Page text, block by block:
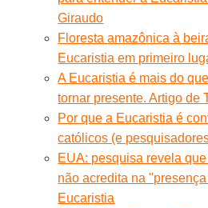
Giraudo
Floresta amazônica à
Eucaristia em primeiro
A Eucaristia é mais do
tornar presente. Artigo de
Por que a Eucaristia é
católicos (e
EUA: pesquisa revela
não acredita na
Eucaristia